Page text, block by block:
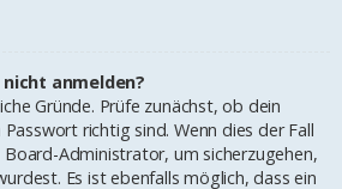
anmelden?
Gründe. Prüfe zunächst, ob dein
richtig sind. Wenn dies der Fall
Administrator, um sicherzugehen,
Es ist ebenfalls möglich, dass ein